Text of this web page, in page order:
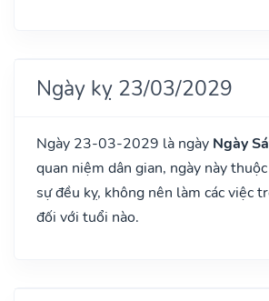
Ngày kỵ 23/03/2029
Ngày 23-03-2029 là ngày Ngày
quan niệm dân gian, ngày này
sự đều kỵ, không nên làm các việc
đối với tuổi nào.